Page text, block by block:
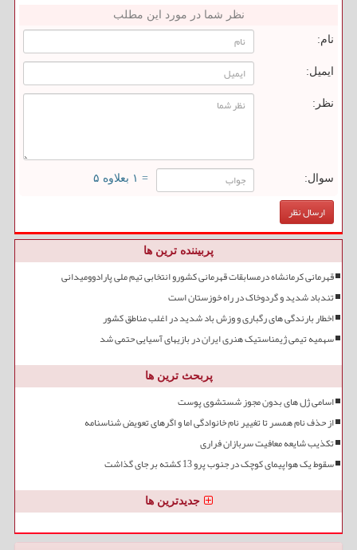
نظر شما در مورد این مطلب
نام:
ایمیل:
نظر:
سوال: = ۱ بعلاوه ۵
پربیننده ترین ها
قهرمانی کرمانشاه درمسابقات قهرمانی کشورو انتخابی تیم ملی پارادوومیدانی
تندباد شدید و گردوخاک در راه خوزستان است
اخطار بارندگی های رگباری و وزش باد شدید در اغلب مناطق کشور
سهمیه تیمی ژیمناستیک هنری ایران در بازیهای آسیایی حتمی شد
پربحث ترین ها
اسامی ژل های بدون مجوز شستشوی پوست
از حذف نام همسر تا تغییر نام خانوادگی اما و اگرهای تعویض شناسنامه
تکذیب شایعه معافیت سربازان فراری
سقوط یک هواپیمای کوچک در جنوب پرو 13 کشته بر جای گذاشت
جدیدترین ها